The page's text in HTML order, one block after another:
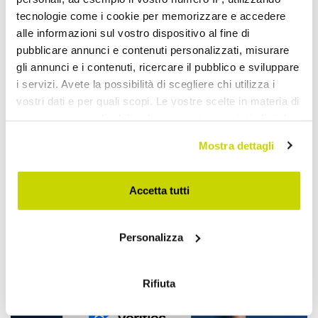
tecnologie come i cookie per memorizzare e accedere
alle informazioni sul vostro dispositivo al fine di
pubblicare annunci e contenuti personalizzati, misurare
gli annunci e i contenuti, ricercare il pubblico e sviluppare
i servizi. Avete la possibilità di scegliere chi utilizza i
vostri dati e per quali scopi. Le vostre scelte in materia di
modificare o revocare il proprio consenso in qualsiasi
momento dalla Dichiarazione sui cookie o facendo clic
sull'icona di attivazione della privacy.
raccogliere informazioni sulla tua posizione
Identificare il tuo dispositivo, scansionandolo
Mostra dettagli
Accetta tutti
Personalizza
Rifiuta
Offre à durée limitée. Ne la
ratez pas !